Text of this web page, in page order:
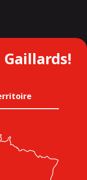
Gaillards!